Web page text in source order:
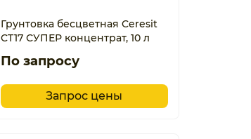
Грунтовка бесцветная Ceresit
CT17 СУПЕР концентрат, 10 л
По запросу
Запрос цены